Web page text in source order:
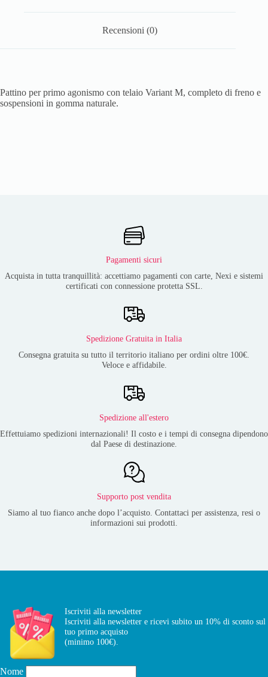
Recensioni (0)
Pattino per primo agonismo con telaio Variant M, completo di freno e
sospensioni in gomma naturale.
Pagamenti sicuri
Acquista in tutta tranquillità: accettiamo pagamenti con carte, Nexi e sistemi
certificati con connessione protetta SSL.
Spedizione Gratuita in Italia
Consegna gratuita su tutto il territorio italiano per ordini oltre 100€.
Veloce e affidabile.
Spedizione all'estero
Effettuiamo spedizioni internazionali! Il costo e i tempi di consegna dipendono
dal Paese di destinazione.
Supporto post vendita
Siamo al tuo fianco anche dopo l’acquisto. Contattaci per assistenza, resi o
informazioni sui prodotti.
Iscriviti alla newsletter
Iscriviti alla newsletter e ricevi subito un 10% di sconto sul
tuo primo acquisto
(minimo 100€).
Nome